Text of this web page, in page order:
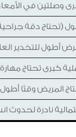
وصلتين في
(تحتاج دقة
أطول للتخدير
كبرى تحتاج
المريض وقتًا
نادرة لحدوث